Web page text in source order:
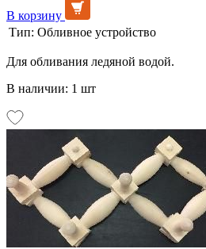
В корзину
Тип: Обливное устройство
Для обливания ледяной водой.
В наличии: 1 шт